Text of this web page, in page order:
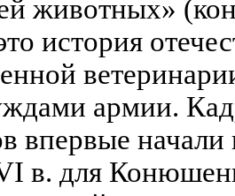
животных»
история
армии.
впервые начали
в. для